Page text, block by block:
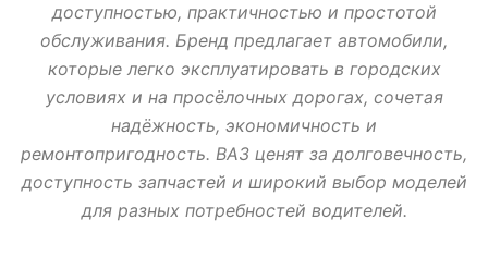
DONGFENG DUCATI FIAT FORD GEELY GMC
HARLEY-DAVIDSON HAVAL HONDA HUMMER HYUNDAI
INFINITI ISUZU JAGUAR JEEP KAWASAKI KIA LADA
LANCIA LAND ROVER LEXUS MASERATI MAZDA MERCEDES
MITSUBISHI MOSKVICH NISSAN OPEL
PONTIAC PORSCHE RENAULT ROVER SAAB SEAT SKODA
SSANGYONG SUBARU SUZUKI TATA TESLA TOYOTA
TRIUMPH VOLKSWAGEN VOLVO
доступностью, практичностью и простотой
обслуживания. Бренд предлагает автомобили,
которые легко эксплуатировать в городских
условиях и на просёлочных дорогах, сочетая
надёжность, экономичность и
ремонтопригодность. ВАЗ ценят за долговечность,
доступность запчастей и широкий выбор моделей
для разных потребностей водителей.